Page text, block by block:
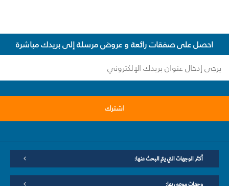
احصل على صفقات رائعة و عروض مرسلة إلى بريدك مباشرة
اشترك
أكثر الوجهات التي يتم البحث عنها:
وجهات موصى بها: